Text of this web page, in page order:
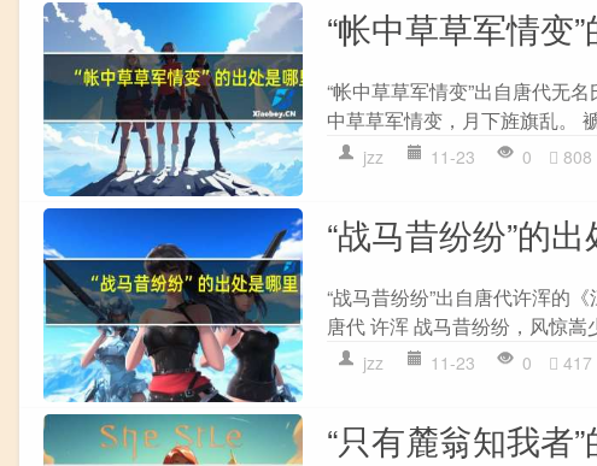
“帐中草草军情变
“帐中草草军情变”出自唐代无
中草草军情变，月下旌旗乱。
jzz 11-23 0 808
“战马昔纷纷”的
“战马昔纷纷”出自唐代许浑的
唐代 许浑 战马昔纷纷，风惊
jzz 11-23 0 417
“只有麓翁知我者